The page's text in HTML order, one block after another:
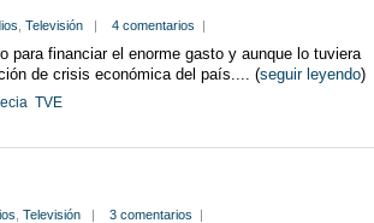
Televisión | 4 comentarios |
para financiar el enorme gasto y aunque lo tuviera
de crisis económica del país.... (seguir leyendo)
TVE
Televisión | 3 comentarios |